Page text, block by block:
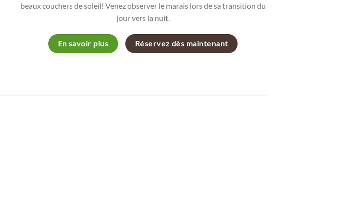
beaux couchers de soleil! Venez observer le marais lors de sa transition du
jour vers la nuit.
En savoir plus Réservez dès maintenant